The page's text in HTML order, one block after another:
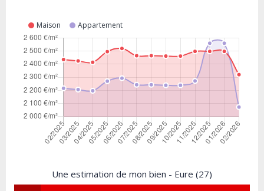
Maison Appartement
Une estimation de mon bien - Eure (27)